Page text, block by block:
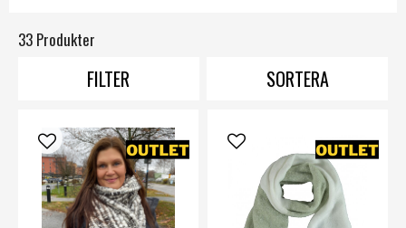
33 Produkter
FILTER SORTERA